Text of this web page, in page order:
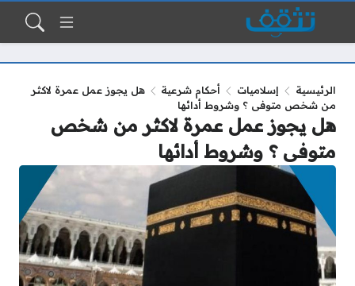
الرئيسية إسلاميات أحكام شرعية
هل يجوز عمل عمرة لاكثر
من شخص متوفى ؟ وشروط أدائها
هل يجوز عمل عمرة لاكثر من شخص
متوفى ؟ وشروط أدائها